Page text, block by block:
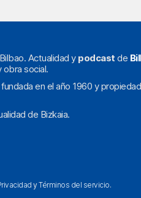
Actualidad y podcast de
social.
en el año 1960 y
de Bizkaia.
yTérminos del servicio.